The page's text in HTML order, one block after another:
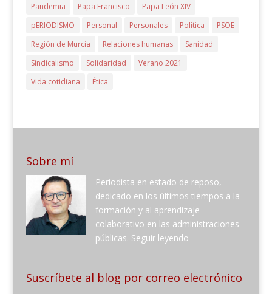
Pandemia
Papa Francisco
Papa León XIV
pERIODISMO
Personal Personales Política
PSOE
Región de Murcia
Relaciones humanas
Sanidad
Sindicalismo
Solidaridad
Verano 2021
Vida cotidiana
Ética
Sobre mí
Periodista en estado de reposo,
dedicado en los últimos tiempos a la
formación y al aprendizaje
colaborativo en las administraciones
públicas. Seguir leyendo
Suscríbete al blog por correo electrónico